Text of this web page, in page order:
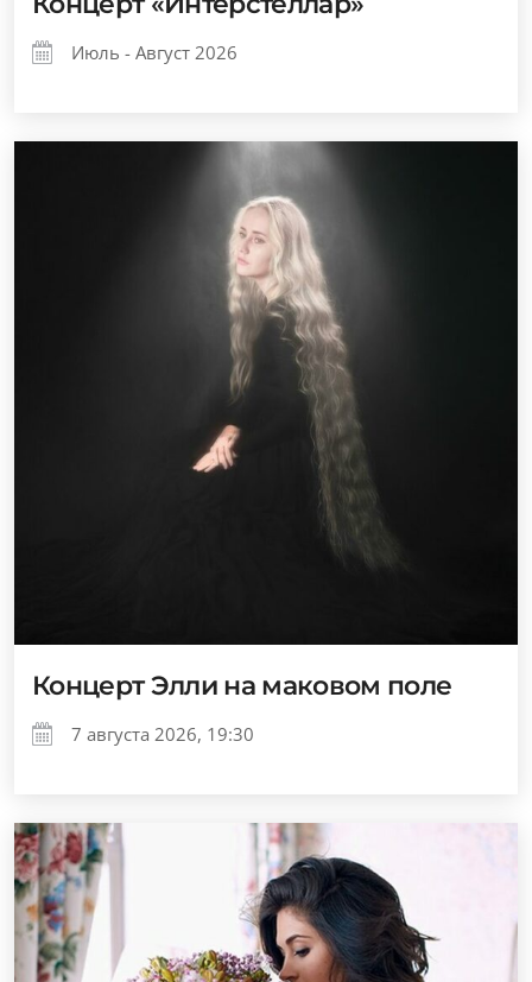
Июль - Август 2026
Концерт Элли на маковом поле
7 августа 2026, 19:30